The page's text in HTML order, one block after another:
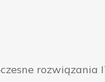
rozwiązania